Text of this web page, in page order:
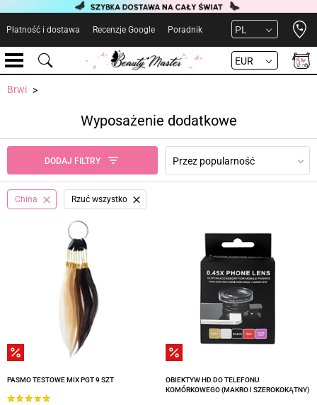
Płatność i dostawa Recenzje Google Poradnik PL
EUR
Brwi
Wyposażenie dodatkowe
DODAJ FILTRY Przez popularność
China Rzuć wszystko
PASMO TESTOWE MIX PGT 9 SZT
OBIEKTYW HD DO TELEFONU
KOMÓRKOWEGO (MAKRO I SZEROKOKĄTNY)